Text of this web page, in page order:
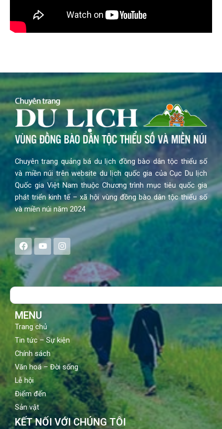
Chuyên trang quảng bá du lịch đồng bào dân tộc thiểu số
và miền núi trên website du lịch quốc gia của Cục Du lịch
Quốc gia Việt Nam thuộc Chương trình mục tiêu quốc gia
phát triển kinh tế – xã hội vùng đồng bào dân tộc thiểu số
và miền núi năm 2024
F
a
c
e
b
o
Y
o
u
t
u
b
I
n
s
a
g
Search
MENU
Trang chủ
Tin tức – Sự kiện
Chính sách
Văn hoá – Đời sống
Lễ hội
Điểm đến
Sản vật
KẾT NỐI VỚI CHÚNG TÔI